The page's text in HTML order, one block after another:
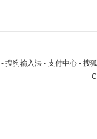
- 搜狗输入法 - 支付中心 - 搜